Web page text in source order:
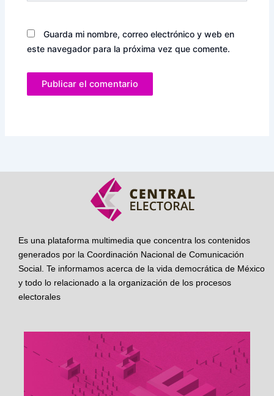
Guarda mi nombre, correo electrónico y web en
este navegador para la próxima vez que comente.
Es una plataforma multimedia que concentra los contenidos
generados por la Coordinación Nacional de Comunicación
Social. Te informamos acerca de la vida democrática de México
y todo lo relacionado a la organización de los procesos
electorales